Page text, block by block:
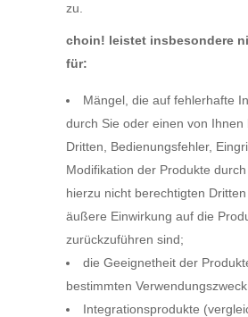
zu.
choin! leistet insbesondere
für:
Mängel, die auf fehlerhafte
durch Sie oder einen von Ihnen
Dritten, Bedienungsfehler,
Modifikation der Produkte
hierzu nicht berechtigten
äußere Einwirkung auf die
zurückzuführen sind;
die Geeignetheit der
bestimmten
Integrationsprodukte